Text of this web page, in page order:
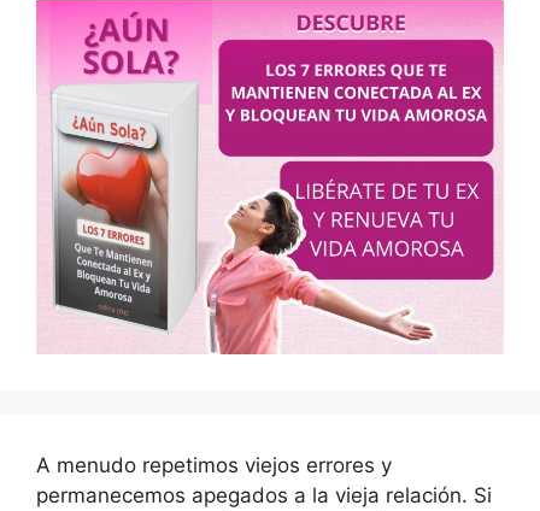
A menudo repetimos viejos errores y
permanecemos apegados a la vieja relación. Si